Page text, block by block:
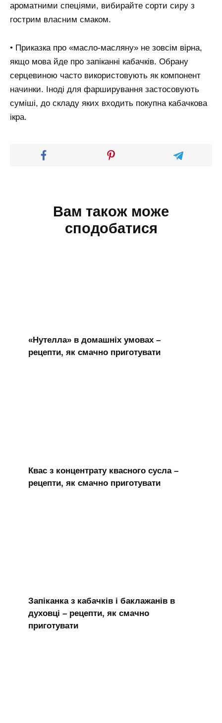
ароматними спеціями, вибирайте сорти сиру з
гострим власним смаком.
• Приказка про «масло-масляну» не зовсім вірна,
якщо мова йде про запіканні кабачків. Обрану
серцевиною часто використовують як компонент
начинки. Іноді для фарширування застосовують
суміші, до складу яких входить покупна кабачкова
ікра.
Вам також може
сподобатися
«Нутелла» в домашніх умовах –
рецепти, як смачно приготувати
Квас з концентрату квасного сусла –
рецепти, як смачно приготувати
Запіканка з кабачків і баклажанів в
духовці – рецепти, як смачно
приготувати